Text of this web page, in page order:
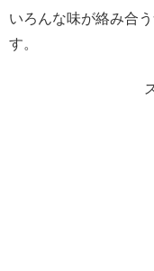
いろんな味が絡み合
す。